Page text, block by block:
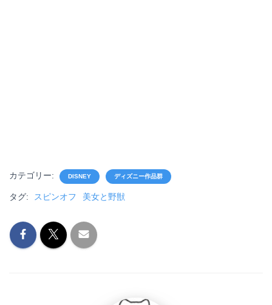
カテゴリー: DISNEY ディズニー作品群
タグ: スピンオフ 美女と野獣